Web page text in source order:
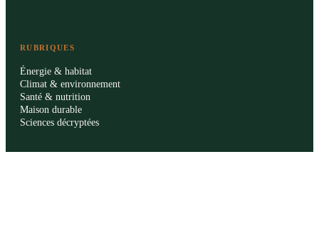
RUBRIQUES
Énergie & habitat
Climat & environnement
Santé & nutrition
Maison durable
Sciences décryptées